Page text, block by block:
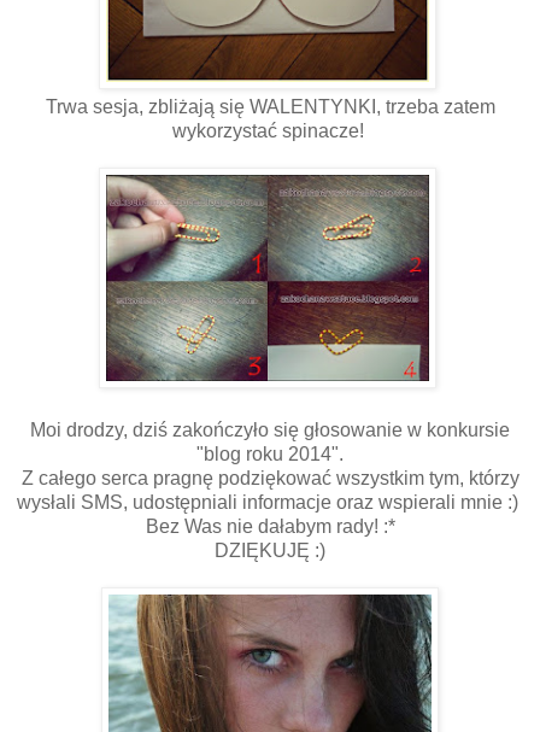
Trwa sesja, zbliżają się WALENTYNKI, trzeba zatem
wykorzystać spinacze!
Moi drodzy, dziś zakończyło się głosowanie w konkursie
"blog roku 2014".
Z całego serca pragnę podziękować wszystkim tym, którzy
wysłali SMS, udostępniali informacje oraz wspierali mnie :)
Bez Was nie dałabym rady! :*
DZIĘKUJĘ :)